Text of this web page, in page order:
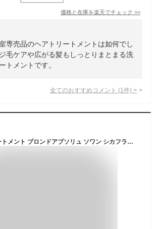
価格と在庫を楽天でチェック >>
専売品のヘアトリートメントは如何でし
毛ケアや広がる髪もしっとりまとまる洗
トメントです。
全てのおすすめコメント (1 件) >
ケラスターゼ トリートメント ブロンドアブソリュ ソワン シカフラッシュ 250mL ヘアケア ハイトーンカラーケア